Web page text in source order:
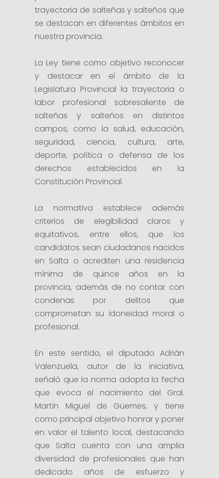
trayectoria de salteñas y salteños que
se destacan en diferentes ámbitos en
nuestra provincia.
La Ley tiene como objetivo reconocer
y destacar en el ámbito de la
Legislatura Provincial la trayectoria o
labor profesional sobresaliente de
salteñas y salteños en distintos
campos, como la salud, educación,
seguridad, ciencia, cultura, arte,
deporte, política o defensa de los
derechos establecidos en la
Constitución Provincial.
La normativa establece además
criterios de elegibilidad claros y
equitativos, entre ellos, que los
candidatos sean ciudadanos nacidos
en Salta o acrediten una residencia
mínima de quince años en la
provincia, además de no contar con
condenas por delitos que
comprometan su idoneidad moral o
profesional.
En este sentido, el diputado Adrián
Valenzuela, autor de la iniciativa,
señaló que la norma adopta la fecha
que evoca el nacimiento del Gral.
Martín Miguel de Güemes, y tiene
como principal objetivo honrar y poner
en valor el talento local, destacando
que Salta cuenta con una amplia
diversidad de profesionales que han
dedicado años de esfuerzo y